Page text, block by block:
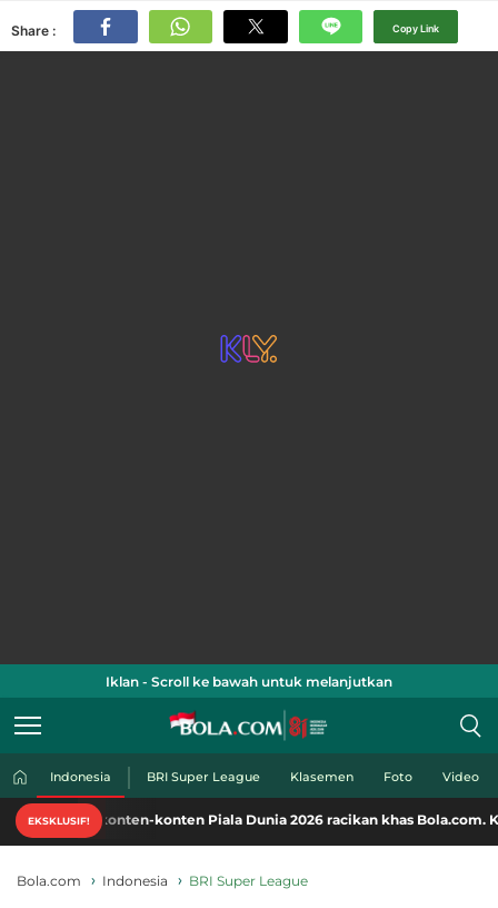
Share : Copy Link
Iklan - Scroll ke bawah untuk melanjutkan
Indonesia BRI Super League Klasemen Foto Video
EKSKLUSIF!
konten Piala Dunia 2026 racikan khas Bola.com. Klik di sini!
Bola.com Indonesia BRI Super League